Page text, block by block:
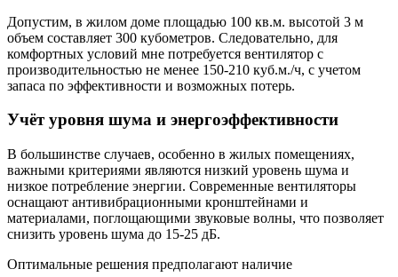
Допустим, в жилом доме площадью 100 кв.м. высотой 3 м
объем составляет 300 кубометров. Следовательно, для
комфортных условий мне потребуется вентилятор с
производительностью не менее 150-210 куб.м./ч, с учетом
запаса по эффективности и возможных потерь.
Учёт уровня шума и энергоэффективности
В большинстве случаев, особенно в жилых помещениях,
важными критериями являются низкий уровень шума и
низкое потребление энергии. Современные вентиляторы
оснащают антивибрационными кронштейнами и
материалами, поглощающими звуковые волны, что позволяет
снизить уровень шума до 15-25 дБ.
Оптимальные решения предполагают наличие